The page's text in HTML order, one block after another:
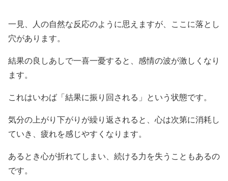
一見、人の自然な反応のように思えますが、ここに落とし
穴があります。
結果の良しあしで一喜一憂すると、感情の波が激しくなり
ます。
これはいわば「結果に振り回される」という状態です。
気分の上がり下がりが繰り返されると、心は次第に消耗し
ていき、疲れを感じやすくなります。
あるとき心が折れてしまい、続ける力を失うこともあるの
です。